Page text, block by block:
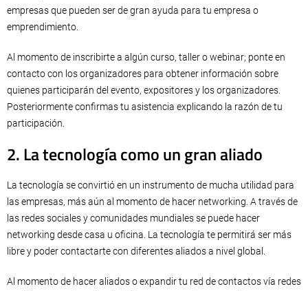
empresas que pueden ser de gran ayuda para tu empresa o
emprendimiento.
Al momento de inscribirte a algún curso, taller o webinar; ponte en
contacto con los organizadores para obtener información sobre
quienes participarán del evento, expositores y los organizadores.
Posteriormente confirmas tu asistencia explicando la razón de tu
participación.
2. La tecnología como un gran aliado
La tecnología se convirtió en un instrumento de mucha utilidad para
las empresas, más aún al momento de hacer networking. A través de
las redes sociales y comunidades mundiales se puede hacer
networking desde casa u oficina. La tecnología te permitirá ser más
libre y poder contactarte con diferentes aliados a nivel global.
Al momento de hacer aliados o expandir tu red de contactos vía redes